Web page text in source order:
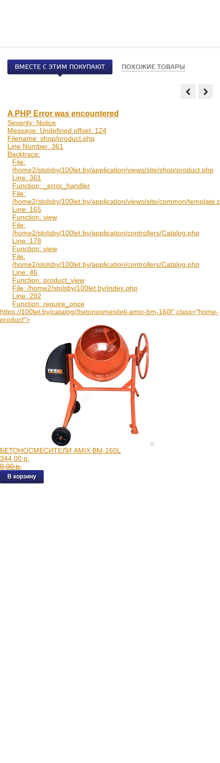
ВМЕСТЕ С ЭТИМ ПОКУПАЮТ ПОХОЖИЕ ТОВАРЫ
A PHP Error was encountered
Severity: Notice
Message: Undefined offset: 124
Filename: shop/product.php
Line Number: 361
Backtrace:
File:
/home2/stolsby/100let.by/application/views/site/shop/product.php
Line: 361
Function: _error_handler
File:
/home2/stolsby/100let.by/application/views/site/common/
Line: 165
Function: view
File:
/home2/stolsby/100let.by/application/controllers/Catalog.php
Line: 178
Function: view
File:
/home2/stolsby/100let.by/application/controllers/Catalog.php
Line: 46
Function: product_view
File: /home2/stolsby/100let.by/index.php
Line: 292
Function: require_once
https://100let.by/catalog//betonosmesiteli-amix-bm-160l" class="home-
product">
БЕТОНОСМЕСИТЕЛИ AMIX BM-160L
344,00 р.
0,00 р.
В корзину